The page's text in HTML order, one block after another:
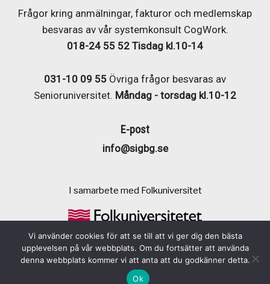
Frågor kring anmälningar, fakturor och medlemskap
besvaras av vår systemkonsult CogWork.
018-24 55 52 Tisdag kl.10-14
031-10 09 55 Övriga frågor besvaras av
Senioruniversitet. Måndag - torsdag kl.10-12
E-post
info@sigbg.se
I samarbete med Folkuniversitet
Foto:Johan Wingborg, om inte annat anges
Vi använder cookies för att se till att vi ger dig den bästa
upplevelsen på vår webbplats. Om du fortsätter att använda
denna webbplats kommer vi att anta att du godkänner detta.
Ok